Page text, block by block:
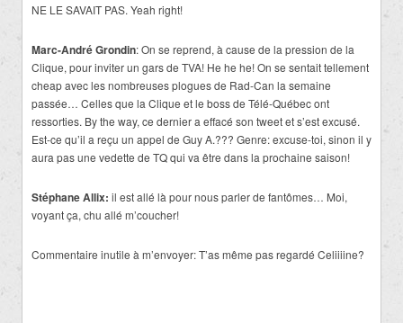
NE LE SAVAIT PAS. Yeah right!
Marc-André Grondin: On se reprend, à cause de la pression de la
Clique, pour inviter un gars de TVA! He he he! On se sentait tellement
cheap avec les nombreuses plogues de Rad-Can la semaine
passée… Celles que la Clique et le boss de Télé-Québec ont
ressorties. By the way, ce dernier a effacé son tweet et s’est excusé.
Est-ce qu’il a reçu un appel de Guy A.??? Genre: excuse-toi, sinon il y
aura pas une vedette de TQ qui va être dans la prochaine saison!
Stéphane Allix: il est allé là pour nous parler de fantômes… Moi,
voyant ça, chu allé m’coucher!
Commentaire inutile à m’envoyer: T’as même pas regardé Celiiiine?